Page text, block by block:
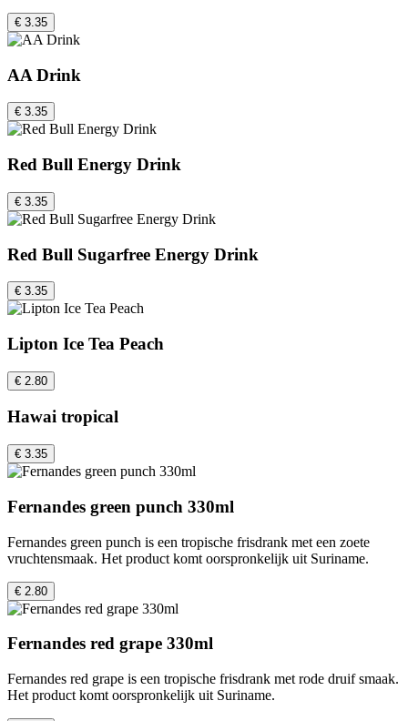
€ 3.35
AA Drink
€ 3.35
Red Bull Energy Drink
€ 3.35
Red Bull Sugarfree Energy Drink
€ 3.35
Lipton Ice Tea Peach
€ 2.80
Hawai tropical
€ 3.35
Fernandes green punch 330ml
Fernandes green punch is een tropische frisdrank met een zoete
vruchtensmaak. Het product komt oorspronkelijk uit Suriname.
€ 2.80
Fernandes red grape 330ml
Fernandes red grape is een tropische frisdrank met rode druif smaak.
Het product komt oorspronkelijk uit Suriname.